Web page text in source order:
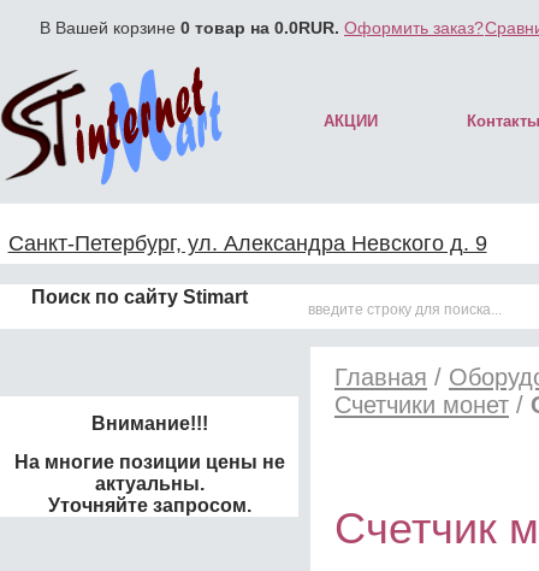
В Вашей корзине 0 товар на 0.0RUR. Оформить заказ?
АКЦИИ Контакты
Санкт-Петербург, ул. Александра Невского д. 9
Поиск по сайту Stimart
Внимание!!!
На многие позиции цены не
актуальны.
Уточняйте запросом.
Главная /
Счетчики монет /
Счетчик